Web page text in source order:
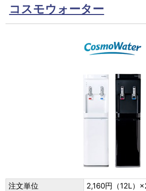
コスモウォーター
注文単位
2,160円（12L）